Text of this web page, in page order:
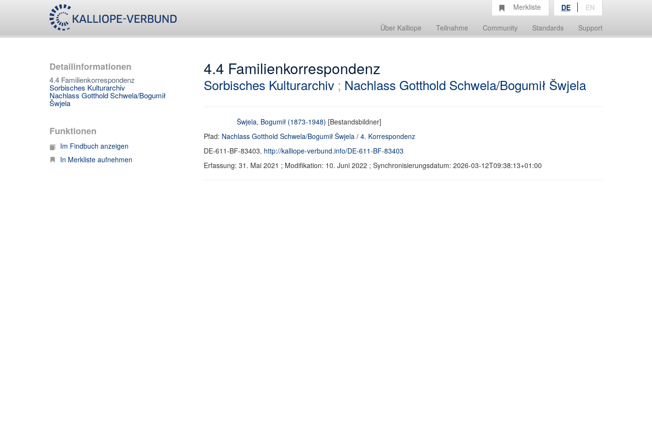
Über Kalliope Teilnahme Community Standards Support
Merkliste DE EN
Detailinformationen
4.4 Familienkorrespondenz
Sorbisches Kulturarchiv
Nachlass Gotthold Schwela/Bogumił
Šwjela
Funktionen
Im Findbuch anzeigen
In Merkliste aufnehmen
4.4 Familienkorrespondenz
Sorbisches Kulturarchiv; Nachlass Gotthold Schwela/Bogumił Šwjela
Šwjela, Bogumił (1873-1948) [Bestandsbildner]
Pfad: Nachlass Gotthold Schwela/Bogumił Šwjela/ 4. Korrespondenz
DE-611-BF-83403, http://kalliope-verbund.info/DE-611-BF-83403
Erfassung: 31. Mai 2021 ; Modifikation: 10. Juni 2022 ; Synchronisierungsdatum: 2026-03-12T09:38:13+01:00